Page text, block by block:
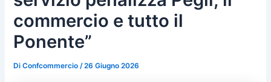
commercio e tutto il
Ponente”
DiConfcommercio/26 Giugno 2026